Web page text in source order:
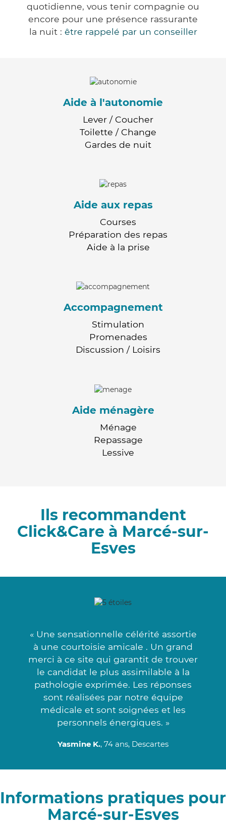
quotidienne, vous tenir compagnie ou
encore pour une présence rassurante
la nuit : être rappelé par un conseiller
Aide à l'autonomie
Lever / Coucher
Toilette / Change
Gardes de nuit
Aide aux repas
Courses
Préparation des repas
Aide à la prise
Accompagnement
Stimulation
Promenades
Discussion / Loisirs
Aide ménagère
Ménage
Repassage
Lessive
Ils recommandent
Click&Care à Marcé-sur-
Esves
« Une sensationnelle célérité assortie
à une courtoisie amicale . Un grand
merci à ce site qui garantit de trouver
le candidat le plus assimilable à la
pathologie exprimée. Les réponses
sont réalisées par notre équipe
médicale et sont soignées et les
personnels énergiques. »
Yasmine K., 74 ans, Descartes
Informations pratiques pour
Marcé-sur-Esves